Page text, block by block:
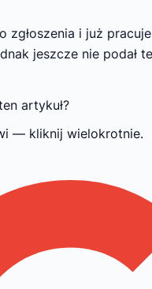
zgłoszenia i już
jeszcze nie podał
artykuł?
— kliknij wielokrotnie.